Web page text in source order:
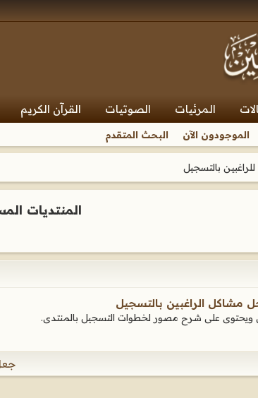
المرئيات الصوتيات القرآن الكريم
الموجودون الآن البحث المتقدم
بالتسجيل
المنتديات
الراغبين بالتسجيل
ويحتوى على شرح مصور لخطوات التسجيل بالمنتدى.